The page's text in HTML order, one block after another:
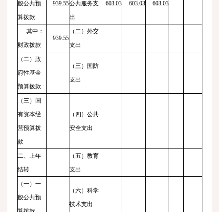
般公共预
算拨款
939.55公共服务支
出
603.03 603.03 603.03
其中：
财政拨款
939.55
（二）外交
支出
（二）政
府性基金
预算拨款
（三）国防
支出
（三）国
有资本经
营预算拨
款
（四）公共
安全支出
二、上年
结转
（五）教育
支出
（一）一
般公共预
（六）科学
技术支出